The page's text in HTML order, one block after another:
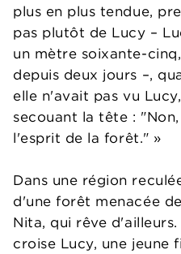
plus en plus tendue,
pas plutôt de Lucy –
un mètre soixante-
depuis deux jours –,
elle n'avait pas vu
secouant la tête :
l'esprit de la forêt." »
Dans une région
d'une forêt menacée
Nita, qui rêve
croise Lucy, une jeune